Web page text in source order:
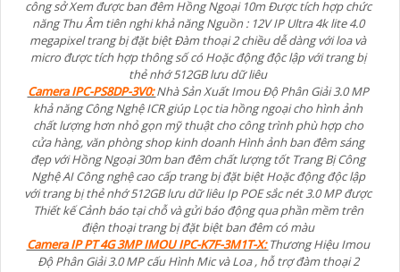
công sở Xem được ban đêm Hồng Ngoại 10m Được tích hợp chức
năng Thu Âm tiên nghi khả năng Nguồn : 12V IP Ultra 4k lite 4.0
megapixel trang bị đặt biệt Đàm thoại 2 chiều dễ dàng với loa và
micro được tích hợp thông số có Hoặc động độc lập với trang bị
thẻ nhớ 512GB lưu dữ liêu
Camera IPC-PS8DP-3V0:Nhà Sản Xuất Imou Độ Phân Giải 3.0 MP
khả năng Công Nghệ ICR giúp Lọc tia hồng ngoại cho hình ảnh
chất lượng hơn nhỏ gọn mỹ thuật cho công trình phù hợp cho
cửa hàng, văn phòng shop kinh doanh Hình ảnh ban đêm sáng
đẹp với Hồng Ngoại 30m ban đêm chất lượng tốt Trang Bị Công
Nghệ AI Công nghệ cao cấp trang bị đặt biệt Hoặc động độc lập
với trang bị thẻ nhớ 512GB lưu dữ liêu Ip POE sắc nét 3.0 MP được
Thiết kế Cảnh báo tại chỗ và gửi báo động qua phần mềm trên
điện thoại trang bị đặt biệt ban đêm có màu
Camera IP PT 4G 3MP IMOU IPC-K7F-3M1T-X:Thương Hiệu Imou
Độ Phân Giải 3.0 MP cấu Hình Mic và Loa , hỗ trợ đàm thoại 2